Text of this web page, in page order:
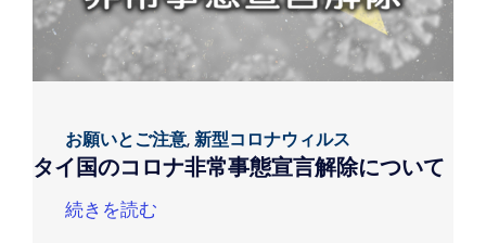
お願いとご注意,新型コロナウィルス
タイ国のコロナ非常事態宣言解除について
続きを読む